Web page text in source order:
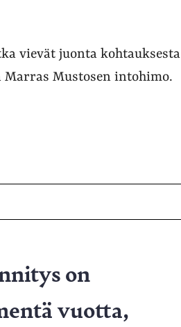
vievät juonta kohtauksesta
Mustosen intohimo.
on
vuotta,